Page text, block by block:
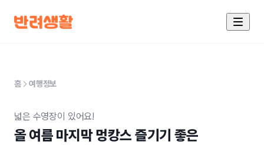
홈 여행정보
넓은 수영장이 있어요!
올 여름 마지막 멍캉스 즐기기 좋은